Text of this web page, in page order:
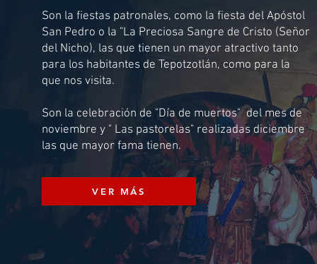
Son la fiestas patronales, como la fiesta del Apóstol
San Pedro o la "La Preciosa Sangre de Cristo (Señor
del Nicho), las que tienen un mayor atractivo tanto
para los habitantes de Tepotzotlán, como para la
que nos visita.
Son la celebración de "Día de muertos" del mes de
noviembre y " Las pastorelas" realizadas diciembre
las que mayor fama tienen.
VER MÁS